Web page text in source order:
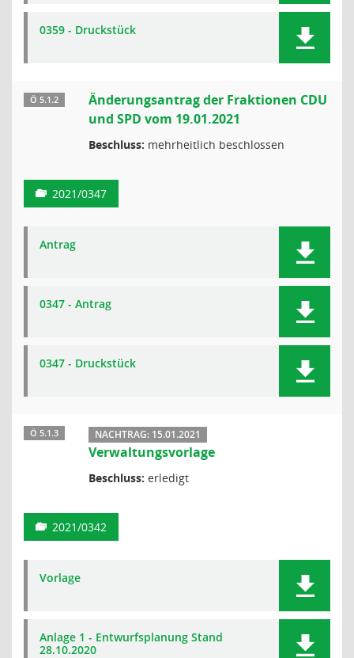
0359 - Druckstück
Ö 5.1.2
Änderungsantrag der Fraktionen CDU
und SPD vom 19.01.2021
Beschluss: mehrheitlich beschlossen
2021/0347
Antrag
0347 - Antrag
0347 - Druckstück
Ö 5.1.3 NACHTRAG: 15.01.2021
Verwaltungsvorlage
Beschluss: erledigt
2021/0342
Vorlage
Anlage 1 - Entwurfsplanung Stand
28.10.2020